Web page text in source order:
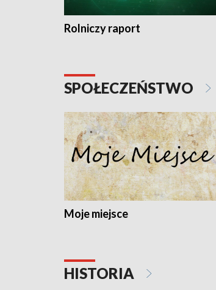
Rolniczy raport
SPOŁECZEŃSTWO
Moje miejsce
HISTORIA